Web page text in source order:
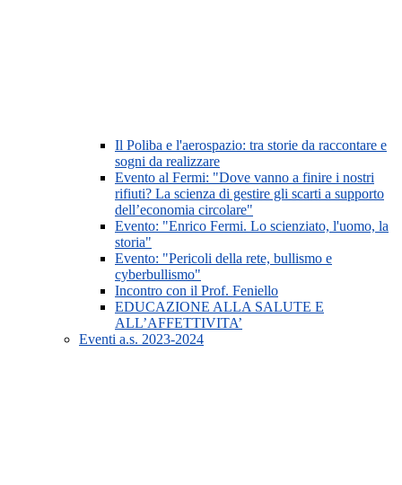
Il Poliba e l'aerospazio: tra storie da raccontare e
sogni da realizzare
Evento al Fermi: "Dove vanno a finire i nostri
rifiuti? La scienza di gestire gli scarti a supporto
dell’economia circolare"
Evento: "Enrico Fermi. Lo scienziato, l'uomo, la
storia"
Evento: "Pericoli della rete, bullismo e
cyberbullismo"
Incontro con il Prof. Feniello
EDUCAZIONE ALLA SALUTE E
ALL’AFFETTIVITA’
Eventi a.s. 2023-2024